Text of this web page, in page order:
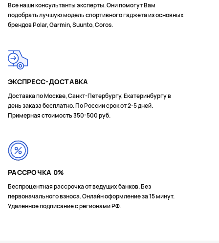
Все наши консультанты эксперты. Они помогут Вам
подобрать лучшую модель спортивного гаджета из основных
брендов Polar, Garmin, Suunto, Coros.
ЭКСПРЕСС-ДОСТАВКА
Доставка по Москве, Санкт-Петербургу, Екатеринбургу в
день заказа бесплатно. По России срок от 2-5 дней.
Примерная стоимость 350-500 руб.
РАССРОЧКА 0%
Беспроцентная рассрочка от ведущих банков. Без
первоначального взноса. Онлайн оформление за 15 минут.
Удаленное подписание с регионами РФ.